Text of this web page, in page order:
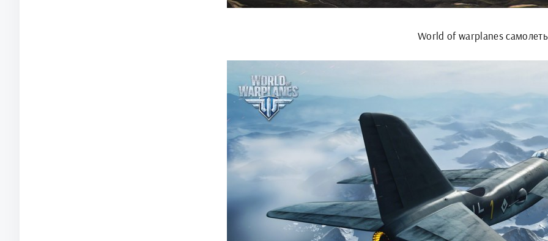
World of warplanes